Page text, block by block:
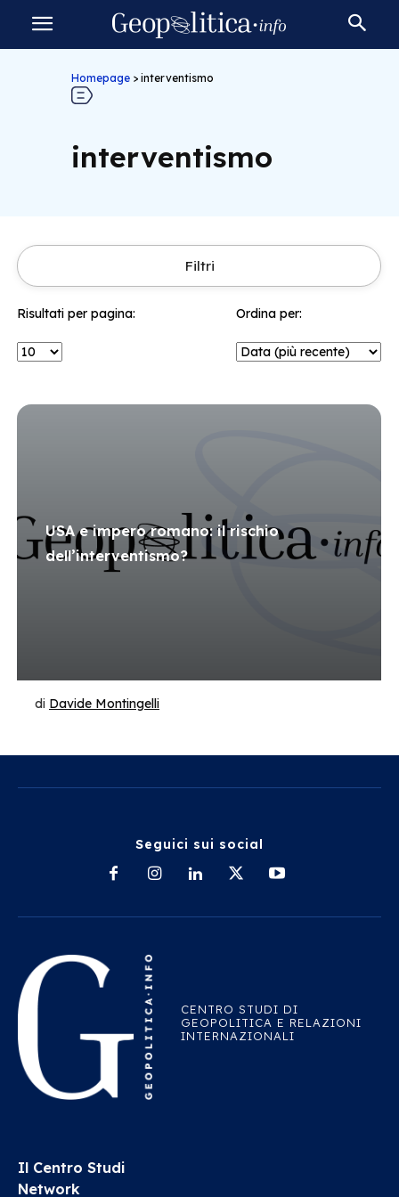
Homepage > interventismo
interventismo
Filtri
Risultati per pagina: Ordina per:
USA e impero romano: il rischio
dell’interventismo?
di Davide Montingelli
Seguici sui social
CENTRO STUDI DI
GEOPOLITICA E RELAZIONI
INTERNAZIONALI
Il Centro Studi
Network